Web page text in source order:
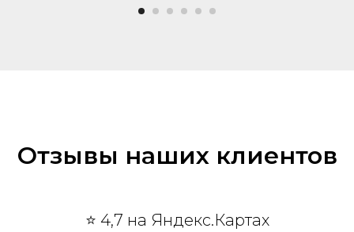
Отзывы наших клиентов
⭐ 4,7 на Яндекс.Картах